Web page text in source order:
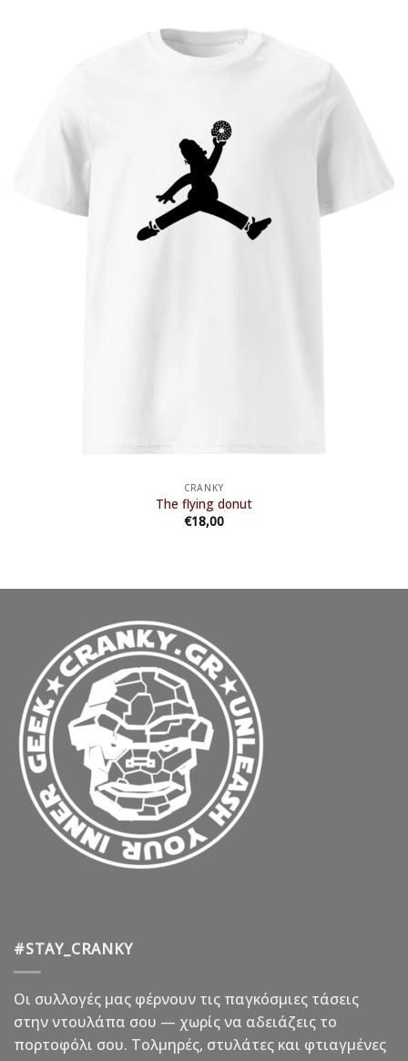
CRANKY
The flying donut
€18,00
#STAY_CRANKY
Οι συλλογές μας φέρνουν τις παγκόσμιες τάσεις
στην ντουλάπα σου — χωρίς να αδειάζεις το
πορτοφόλι σου. Τολμηρές, στυλάτες και φτιαγμένες